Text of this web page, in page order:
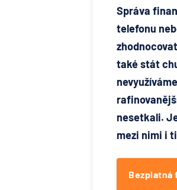
Správa
telefonu
také stát
nesetkali.
mezi nimi i
Bezplatná